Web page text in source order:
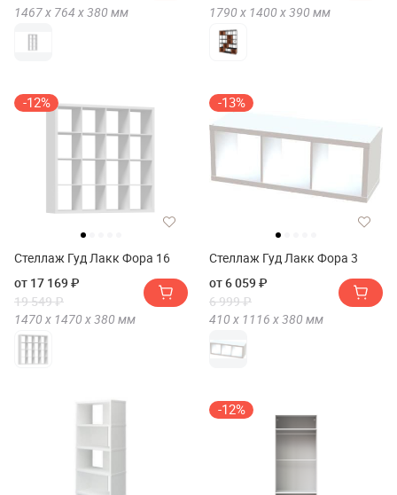
1467 х 764 х380 мм
1790 х 1400 х390 мм
-12%
Стеллаж Гуд Лакк Фора 16
от 17 169 ₽
19 549 ₽
1470 х 1470 х380 мм
-13%
Стеллаж Гуд Лакк Фора 3
от 6 059 ₽
6 999 ₽
410 х 1116 х380 мм
-12%